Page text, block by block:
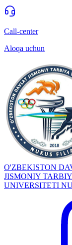
Call-center
Aloqa uchun
O'ZBEKISTON
JISMONIY
UNIVERSITETI